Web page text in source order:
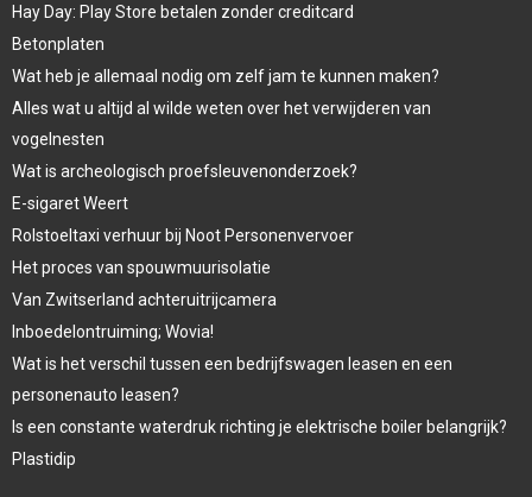
Hay Day: Play Store betalen zonder creditcard
Betonplaten
Wat heb je allemaal nodig om zelf jam te kunnen maken?
Alles wat u altijd al wilde weten over het verwijderen van
vogelnesten
Wat is archeologisch proefsleuvenonderzoek?
E-sigaret Weert
Rolstoeltaxi verhuur bij Noot Personenvervoer
Het proces van spouwmuurisolatie
Van Zwitserland achteruitrijcamera
Inboedelontruiming; Wovia!
Wat is het verschil tussen een bedrijfswagen leasen en een
personenauto leasen?
Is een constante waterdruk richting je elektrische boiler belangrijk?
Plastidip